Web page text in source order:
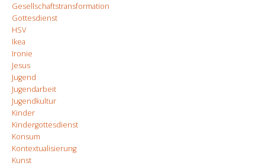
Gesellschaftstransformation
Gottesdienst
HSV
Ikea
Ironie
Jesus
Jugend
Jugendarbeit
Jugendkultur
Kinder
Kindergottesdienst
Konsum
Kontextualisierung
Kunst